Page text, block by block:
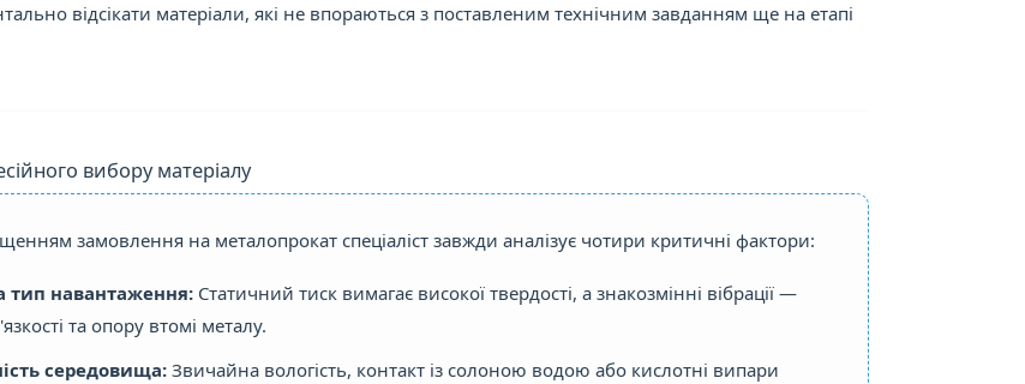
відсікати матеріали, які не впораються з поставленим технічним завданням ще на етапі
вибору матеріалу
замовлення на металопрокат спеціаліст завжди аналізує чотири критичні фактори:
тип навантаження:Статичний тиск вимагає високої твердості, а знакозмінні вібрації —
та опору втомі металу.
середовища:Звичайна вологість, контакт із солоною водою або кислотні випари